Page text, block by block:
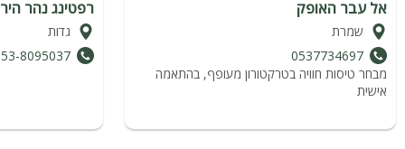
אל עבר האופק
שמרת
0537734697
מבחר טיסות חוויה בטרקטורון מעופף, בהתאמה
אישית
רפטינג נהר
גדות
8095037